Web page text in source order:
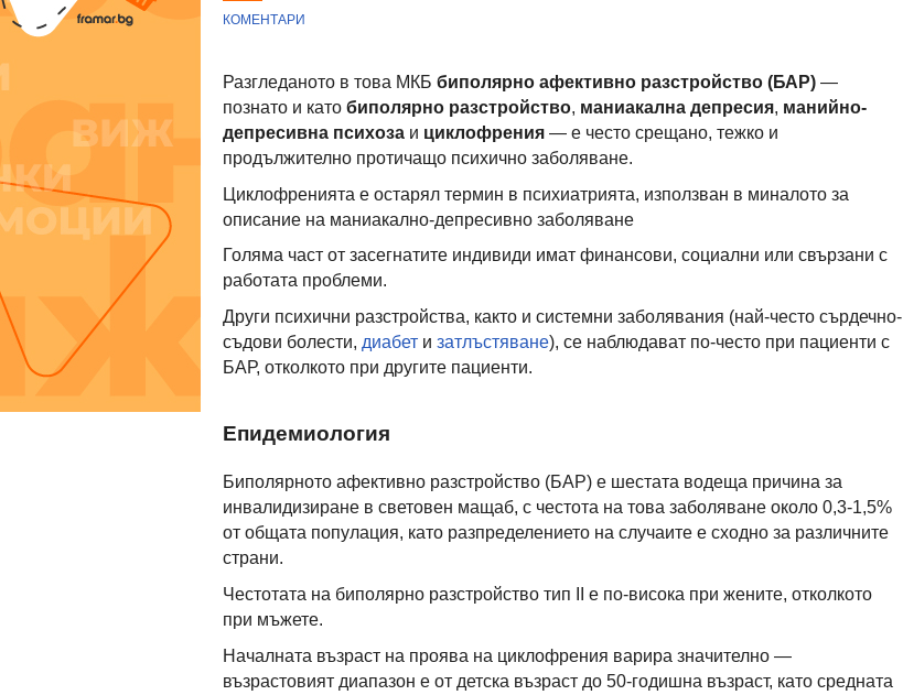
КОМЕНТАРИ
Разгледаното в това МКБ биполярно афективно разстройство (БАР) —
познато и като биполярно разстройство, маниакална депресия, манийно-
депресивна психоза и циклофрения — е често срещано, тежко и
продължително протичащо психично заболяване.
Циклофренията е остарял термин в психиатрията, използван в миналото за
описание на маниакално-депресивно заболяване
Голяма част от засегнатите индивиди имат финансови, социални или свързани с
работата проблеми.
Други психични разстройства, както и системни заболявания (най-често сърдечно-
съдови болести, диабет и затлъстяване), се наблюдават по-често при пациенти с
БАР, отколкото при другите пациенти.
Епидемиология
Биполярното афективно разстройство (БАР) е шестата водеща причина за
инвалидизиране в световен мащаб, с честота на това заболяване около 0,3-1,5%
от общата популация, като разпределението на случаите е сходно за различните
страни.
Честотата на биполярно разстройство тип II е по-висока при жените, отколкото
при мъжете.
Началната възраст на проява на циклофрения варира значително —
възрастовият диапазон е от детска възраст до 50-годишна възраст, като средната